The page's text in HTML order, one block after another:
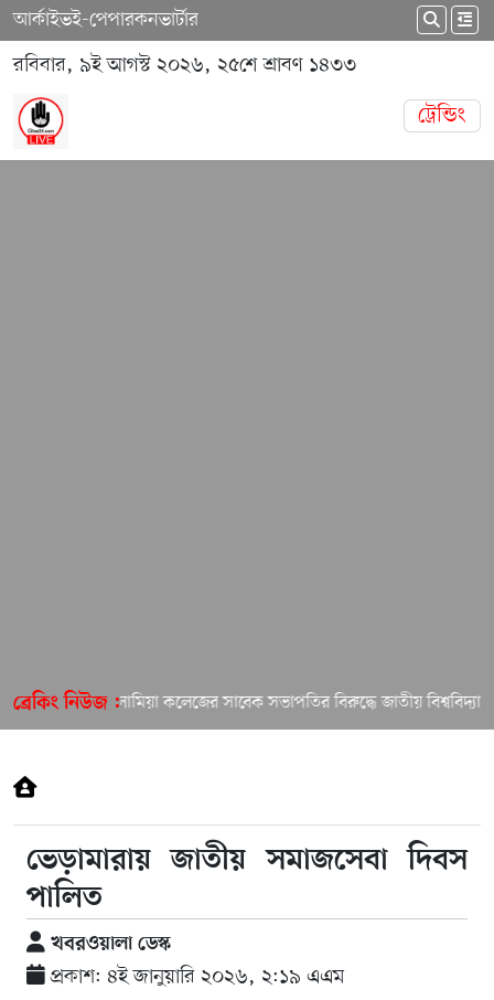
আর্কাইভই-পেপারকনভার্টার
রবিবার, ৯ই আগস্ট ২০২৬, ২৫শে শ্রাবণ ১৪৩৩
ট্রেন্ডিং
ব্রেকিং নিউজ :ইসলামিয়া কলেজের সাবেক সভাপতির বিরুদ্ধে জাতীয়
ভেড়ামারায় জাতীয় সমাজসেবা দিবস
পালিত
খবরওয়ালা ডেস্ক
প্রকাশ: ৪ই জানুয়ারি ২০২৬, ২:১৯ এএম